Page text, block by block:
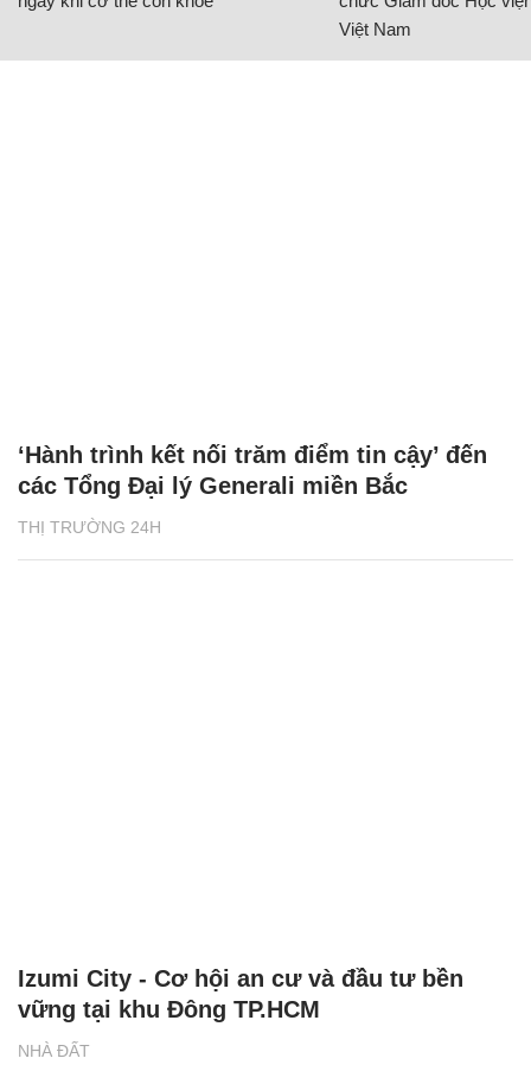
Việt Nam
THỊ TRƯỜNG 24H
‘Hành trình kết nối trăm điểm tin cậy’ đến
các Tổng Đại lý Generali miền Bắc
NHÀ ĐẤT
Izumi City - Cơ hội an cư và đầu tư bền
vững tại khu Đông TP.HCM